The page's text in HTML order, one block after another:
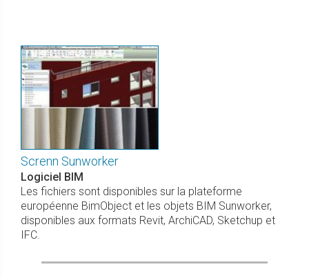
Screnn Sunworker
Logiciel BIM
Les fichiers sont disponibles sur la plateforme
européenne BimObject et les objets BIM Sunworker,
disponibles aux formats Revit, ArchiCAD, Sketchup et
IFC.